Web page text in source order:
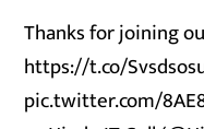
Thanks for joining
https://t.co/
pic.twitter.com/